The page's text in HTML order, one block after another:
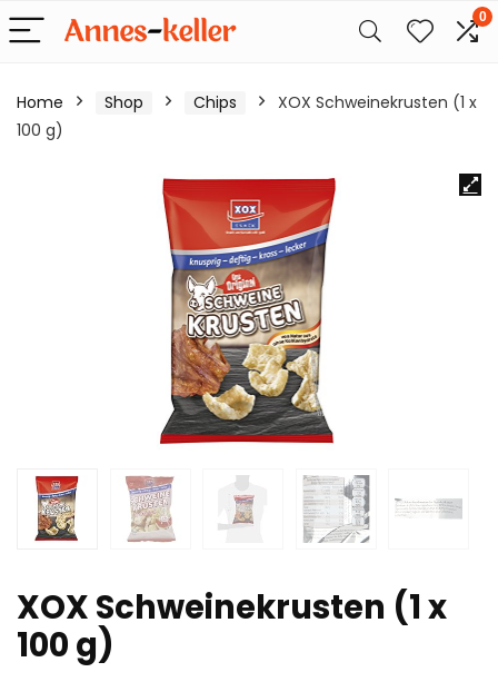
0
Home Shop Chips
XOX Schweinekrusten (1 x
100 g)
XOX Schweinekrusten (1 x
100 g)